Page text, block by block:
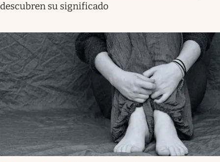
descubren su significado